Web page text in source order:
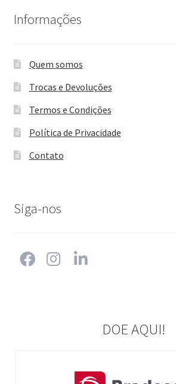
Informações
Quem somos
Trocas e Devoluções
Termos e Condições
Política de Privacidade
Contato
Siga-nos
DOE AQUI!